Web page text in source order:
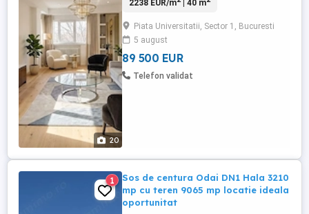
20
centrala cu acces facil catre punctele de
garsoniera dubla, transformata dintr-un
apartament cu 2 camere, alcatuita dintr-o
zona de zi, o zona ...
2238 EUR/m | 40 m
Piata Universitatii, Sector 1, Bucuresti
5 august
89 500 EUR
Telefon validat
1
Sos de centura Odai DN1 Hala 3210
mp cu teren 9065 mp locatie ideala
oportunitat